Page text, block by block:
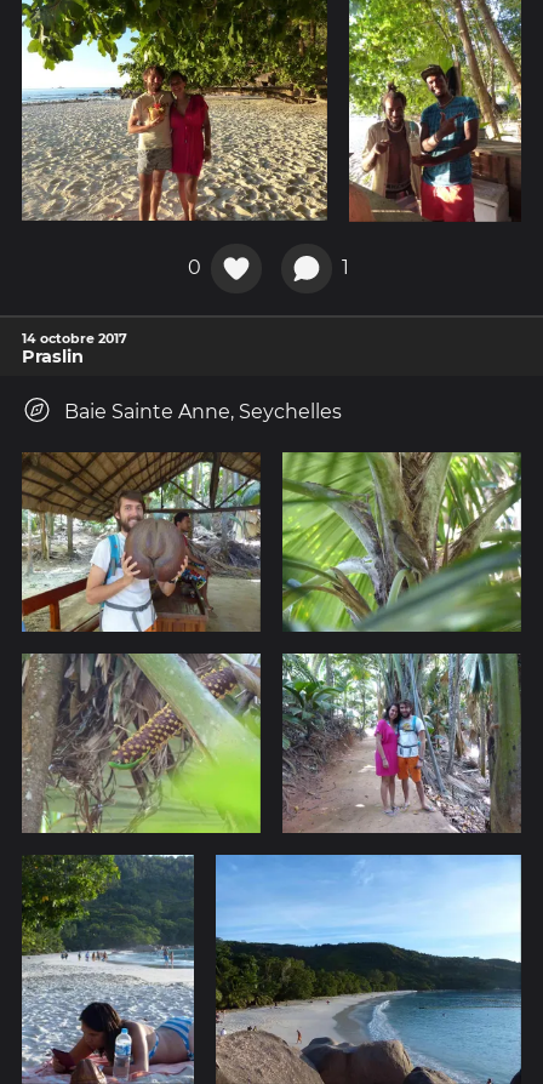
0 1
14 octobre 2017
Praslin
Baie Sainte Anne, Seychelles